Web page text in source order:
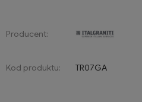
Producent:
Kod produktu: TR07GA